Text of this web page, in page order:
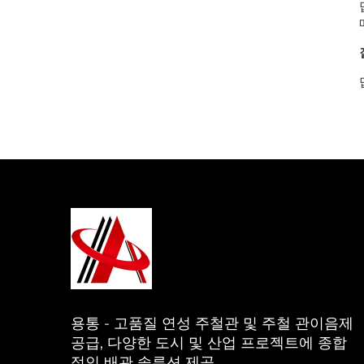
용통 - 고품질 연성 주철관 및 주철 관이음제
공급, 다양한 도시 및 산업 프로젝트에 종합